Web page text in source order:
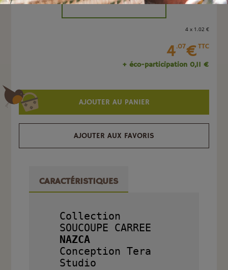
4 x 1 .02 €
4.07€TTC
+ éco-participation 0,11 €
AJOUTER AU PANIER
AJOUTER AUX FAVORIS
CARACTÉRISTIQUES
Collection
SOUCOUPE CARREE
NAZCA
Conception Tera
Studio